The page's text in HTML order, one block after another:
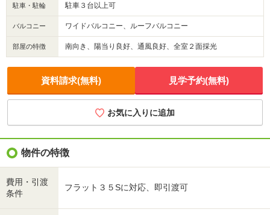
駐車・駐輪 駐車３台以上可
バルコニー ワイドバルコニー、ルーフバルコニー
部屋の特徴 南向き、陽当り良好、通風良好、全室２面採光
資料請求(無料) 見学予約(無料)
お気に入りに追加
物件の特徴
費用・引渡
条件
フラット３５Sに対応、即引渡可